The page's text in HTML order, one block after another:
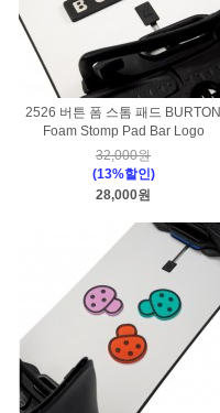
2526 버튼 폼 스톰 패드 BURTON
Foam Stomp Pad Bar Logo
32,000원
(13%할인)
28,000원